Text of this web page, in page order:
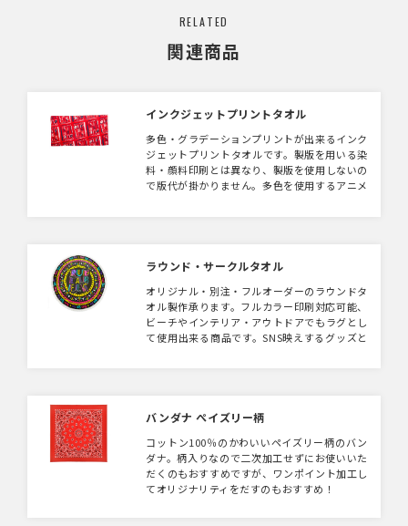
RELATED
関連商品
インクジェットプリントタオル
多色・グラデーションプリントが出来るインク
ジェットプリントタオルです。製版を用いる染
料・顔料印刷とは異なり、製版を使用しないの
で版代が掛かりません。多色を使用するアニメ
ラウンド・サークルタオル
オリジナル・別注・フルオーダーのラウンドタ
オル製作承ります。フルカラー印刷対応可能、
ビーチやインテリア・アウトドアでもラグとし
て使用出来る商品です。SNS映えするグッズと
バンダナ ぺイズリー柄
コットン100％のかわいいペイズリー柄のバン
ダナ。柄入りなので二次加工せずにお使いいた
だくのもおすすめですが、ワンポイント加工し
てオリジナリティをだすのもおすすめ！